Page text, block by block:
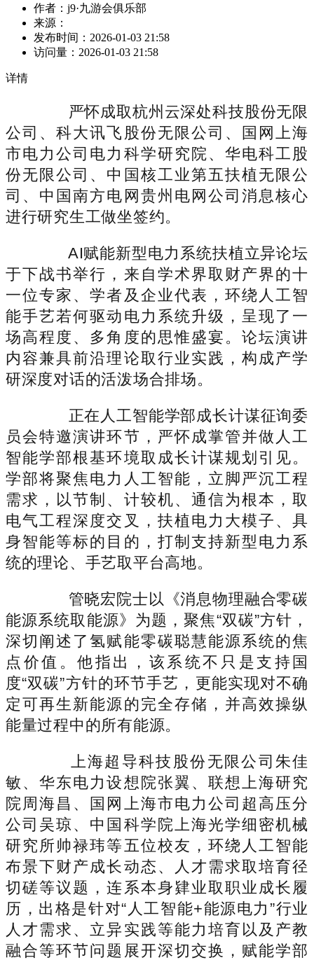
作者：j9·九游会俱乐部
来源：
发布时间： 2026-01-03 21:58
访问量： 2026-01-03 21:58
详情
严怀成取杭州云深处科技股份无限
公司、科大讯飞股份无限公司、国网上海
市电力公司电力科学研究院、华电科工股
份无限公司、中国核工业第五扶植无限公
司、中国南方电网贵州电网公司消息核心
进行研究生工做坐签约。
AI赋能新型电力系统扶植立异论坛
于下战书举行，来自学术界取财产界的十
一位专家、学者及企业代表，环绕人工智
能手艺若何驱动电力系统升级，呈现了一
场高程度、多角度的思惟盛宴。论坛演讲
内容兼具前沿理论取行业实践，构成产学
研深度对话的活泼场合排场。
正在人工智能学部成长计谋征询委
员会特邀演讲环节，严怀成掌管并做人工
智能学部根基环境取成长计谋规划引见。
学部将聚焦电力人工智能，立脚严沉工程
需求，以节制、计较机、通信为根本，取
电气工程深度交叉，扶植电力大模子、具
身智能等标的目的，打制支持新型电力系
统的理论、手艺取平台高地。
管晓宏院士以《消息物理融合零碳
能源系统取能源》为题，聚焦“双碳”方针，
深切阐述了氢赋能零碳聪慧能源系统的焦
点价值。他指出，该系统不只是支持国
度“双碳”方针的环节手艺，更能实现对不确
定可再生新能源的完全存储，并高效操纵
能量过程中的所有能源。
上海超导科技股份无限公司朱佳
敏、华东电力设想院张翼、联想上海研究
院周海昌、国网上海市电力公司超高压分
公司吴琼、中国科学院上海光学细密机械
研究所帅禄玮等五位校友，环绕人工智能
布景下财产成长动态、人才需求取培育径
切磋等议题，连系本身肄业取职业成长履
历，出格是针对“人工智能+能源电力”行业
人才需求、立异实践等能力培育以及产教
融合等环节问题展开深切交换，赋能学部